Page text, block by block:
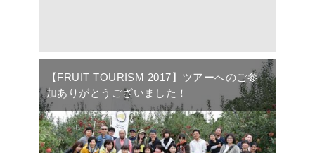
【FRUIT TOURISM 2017】ツアーへのご参
加ありがとうございました！